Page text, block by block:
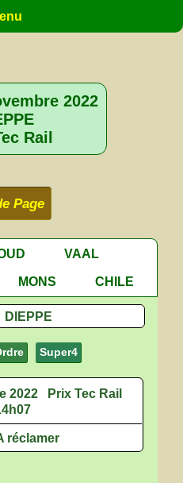
2022
Rail
Page
VAAL
MONS CHILE
Super4
2022
Prix Tec Rail
réclamer